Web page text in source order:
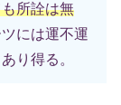
所詮は無
には運不運
り得る。